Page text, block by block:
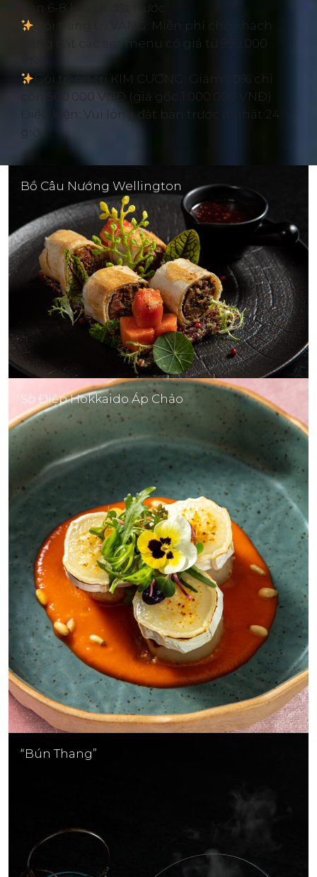
bàn 6-8 khách đặt trước
Gói trang trí VÀNG: Miễn phí cho khách
hàng đặt các set menu có giá từ 999.000
Gói trang trí KIM CƯƠNG: Giảm 50% chỉ
còn 500.000 VNĐ (giá gốc 1.000.000 VNĐ)
Điều kiện: Vui lòng đặt bàn trước ít nhất 24
giờ
Bồ Câu Nướng Wellington
Sò Điệp Hokkaido Áp Chảo
“Bún Thang”